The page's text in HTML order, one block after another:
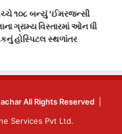
૧૦૮ બન્યું ‘ઈમરજન્સી
ગ્રામ્ય વિસ્તારમાં ઓન ધી
હોસ્પિટલ સ્થળાંતર
All Rights Reserved
Services Pvt Ltd.